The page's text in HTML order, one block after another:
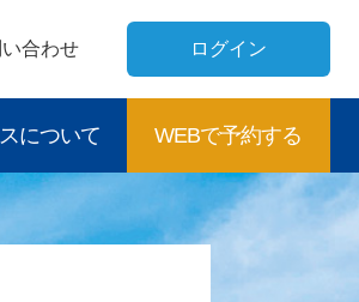
合わせ ログイン
について WEBで予約する